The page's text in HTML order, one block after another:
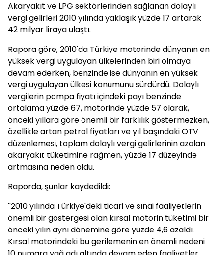
Akaryakıt ve LPG sektörlerinden sağlanan dolaylı
vergi gelirleri 2010 yılında yaklaşık yüzde 17 artarak
42 milyar liraya ulaştı.
Rapora göre, 2010'da Türkiye motorinde dünyanın en
yüksek vergi uygulayan ülkelerinden biri olmaya
devam ederken, benzinde ise dünyanın en yüksek
vergi uygulayan ülkesi konumunu sürdürdü. Dolaylı
vergilerin pompa fiyatı içindeki payı benzinde
ortalama yüzde 67, motorinde yüzde 57 olarak,
önceki yıllara göre önemli bir farklılık göstermezken,
özellikle artan petrol fiyatları ve yıl başındaki ÖTV
düzenlemesi, toplam dolaylı vergi gelirlerinin azalan
akaryakıt tüketimine rağmen, yüzde 17 düzeyinde
artmasına neden oldu.
Raporda, şunlar kaydedildi:
''2010 yılında Türkiye'deki ticari ve sınai faaliyetlerin
önemli bir göstergesi olan kırsal motorin tüketimi bir
önceki yılın aynı dönemine göre yüzde 4,6 azaldı.
Kırsal motorindeki bu gerilemenin en önemli nedeni